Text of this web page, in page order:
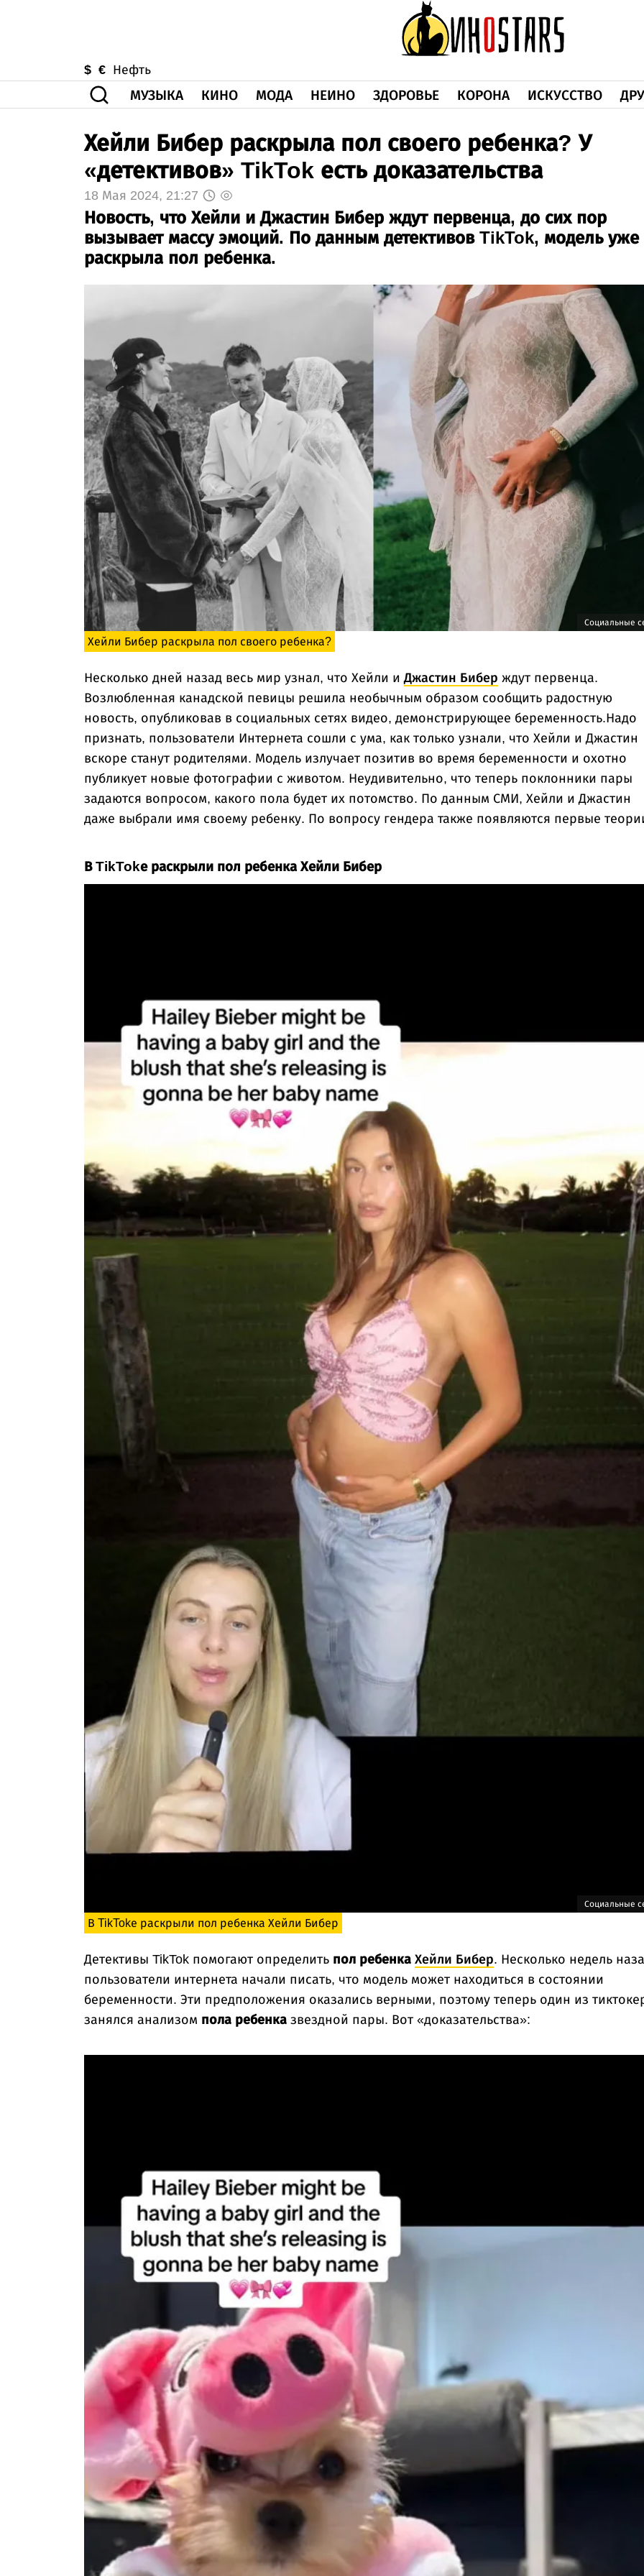
$ € Нефть
МУЗЫКА КИНО МОДА НЕИНО ЗДОРОВЬЕ КОРОНА ИСКУССТВО
Хейли Бибер раскрыла пол своего ребенка? У
«детективов» TikTok есть доказательства
18 Мая 2024, 21:27
Новость, что Хейли и Джастин Бибер ждут первенца, до сих пор
вызывает массу эмоций. По данным детективов TikTok, модель уже
раскрыла пол ребенка.
Социальные
Хейли Бибер раскрыла пол своего ребенка?
Несколько дней назад весь мир узнал, что Хейли иДжастин Бибер ждут первенца.
Возлюбленная канадской певицы решила необычным образом сообщить радостную
новость, опубликовав в социальных сетях видео, демонстрирующее беременность.Надо
признать, пользователи Интернета сошли с ума, как только узнали, что Хейли и Джастин
вскоре станут родителями. Модель излучает позитив во время беременности и охотно
публикует новые фотографии с животом. Неудивительно, что теперь поклонники пары
задаются вопросом, какого пола будет их потомство. По данным СМИ, Хейли и Джастин
даже выбрали имя своему ребенку. По вопросу гендера также появляются первые
В TikTokе раскрыли пол ребенка Хейли Бибер
Социальные
В TikTokе раскрыли пол ребенка Хейли Бибер
Детективы TikTok помогают определить пол ребенка Хейли Бибер. Несколько недель
пользователи интернета начали писать, что модель может находиться в состоянии
беременности. Эти предположения оказались верными, поэтому теперь один из
занялся анализом пола ребенка звездной пары. Вот «доказательства»: